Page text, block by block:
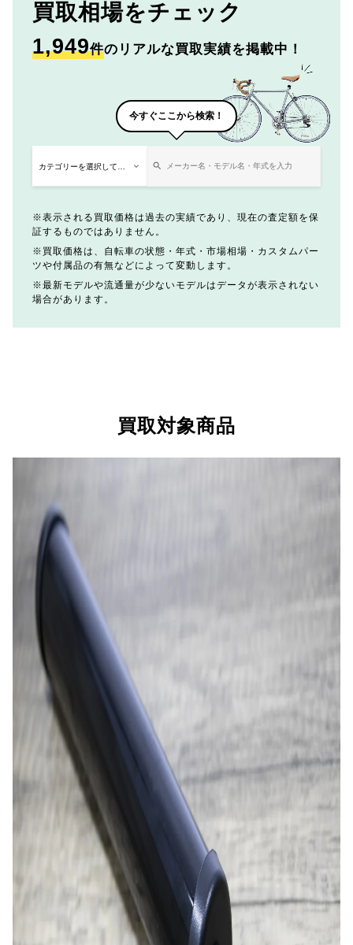
買取相場をチェック
1,949件のリアルな買取実績を掲載中！
今すぐここから検索！
表示される買取価格は過去の実績であり、現在の査定額を保
証するものではありません。
買取価格は、自転車の状態・年式・市場相場・カスタムパー
ツや付属品の有無などによって変動します。
最新モデルや流通量が少ないモデルはデータが表示されない
場合があります。
買取対象商品